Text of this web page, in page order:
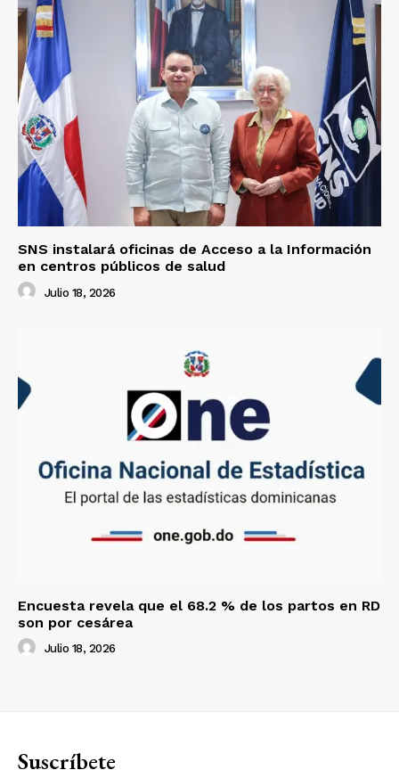
SNS instalará oficinas de Acceso a la Información
en centros públicos de salud
Julio 18, 2026
Encuesta revela que el 68.2 % de los partos en RD
son por cesárea
Julio 18, 2026
Suscríbete